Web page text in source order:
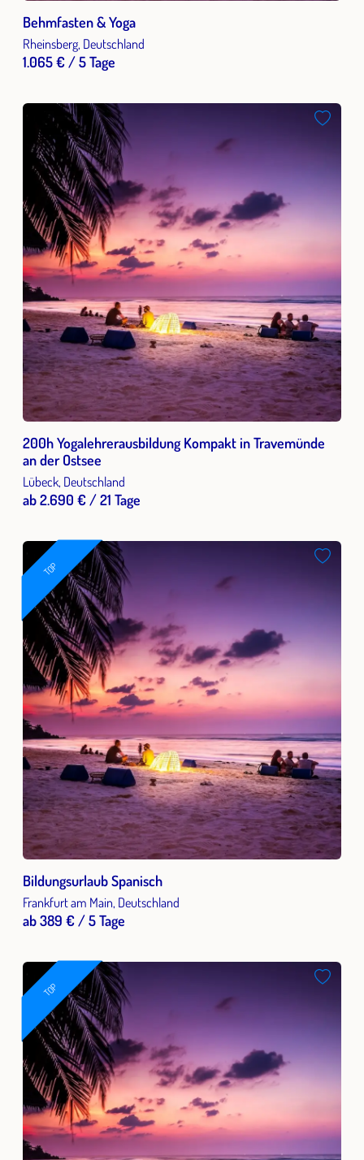
Behmfasten & Yoga
Rheinsberg, Deutschland
1.065 € / 5 Tage
200h Yogalehrerausbildung Kompakt in Travemünde
an der Ostsee
Lübeck, Deutschland
ab 2.690 € / 21 Tage
TOP
Bildungsurlaub Spanisch
Frankfurt am Main, Deutschland
ab 389 € / 5 Tage
TOP